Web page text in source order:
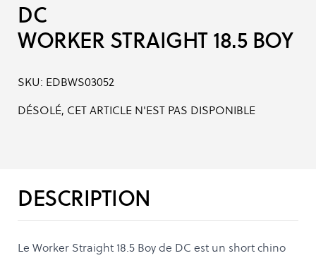
DC
WORKER STRAIGHT 18.5 BOY
SKU: EDBWS03052
DÉSOLÉ, CET ARTICLE N'EST PAS DISPONIBLE
DESCRIPTION
Le Worker Straight 18.5 Boy de DC est un short chino